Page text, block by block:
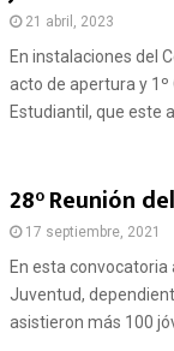
21 abril, 2023
En instalaciones del
acto de apertura y
Estudiantil, que este
28° Reunión
17 septiembre, 2021
En esta
Juventud,
asistieron más 100